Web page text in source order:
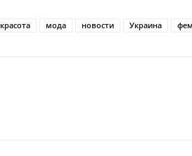
красота мода новости Украина